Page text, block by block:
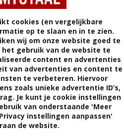
cookies (en vergelijkbare
op te slaan en in te zien.
wij om onze website goed te
gebruik van de website te
content en advertenties
van advertenties en content te
te verbeteren. Hiervoor
zoals unieke advertentie ID’s,
Je kunt je cookie instellingen
van onderstaande 'Meer
instellingen aanpassen'
de website.